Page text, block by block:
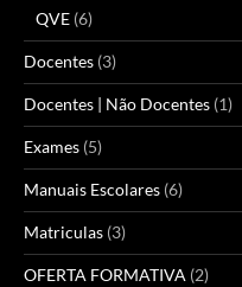
QVE (6)
Docentes (3)
Docentes | Não Docentes (1)
Exames (5)
Manuais Escolares (6)
Matriculas (3)
OFERTA FORMATIVA (2)